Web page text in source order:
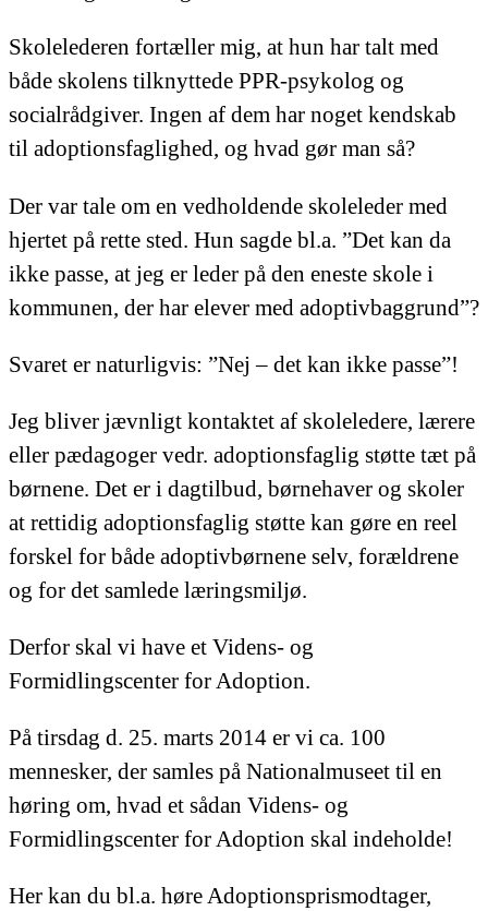
Skolelederen fortæller mig, at hun har talt med
både skolens tilknyttede PPR-psykolog og
socialrådgiver. Ingen af dem har noget kendskab
til adoptionsfaglighed, og hvad gør man så?
Der var tale om en vedholdende skoleleder med
hjertet på rette sted. Hun sagde bl.a. ”Det kan da
ikke passe, at jeg er leder på den eneste skole i
kommunen, der har elever med adoptivbaggrund”?
Svaret er naturligvis: ”Nej – det kan ikke passe”!
Jeg bliver jævnligt kontaktet af skoleledere, lærere
eller pædagoger vedr. adoptionsfaglig støtte tæt på
børnene. Det er i dagtilbud, børnehaver og skoler
at rettidig adoptionsfaglig støtte kan gøre en reel
forskel for både adoptivbørnene selv, forældrene
og for det samlede læringsmiljø.
Derfor skal vi have et Videns- og
Formidlingscenter for Adoption.
På tirsdag d. 25. marts 2014 er vi ca. 100
mennesker, der samles på Nationalmuseet til en
høring om, hvad et sådan Videns- og
Formidlingscenter for Adoption skal indeholde!
Her kan du bl.a. høre Adoptionsprismodtager,